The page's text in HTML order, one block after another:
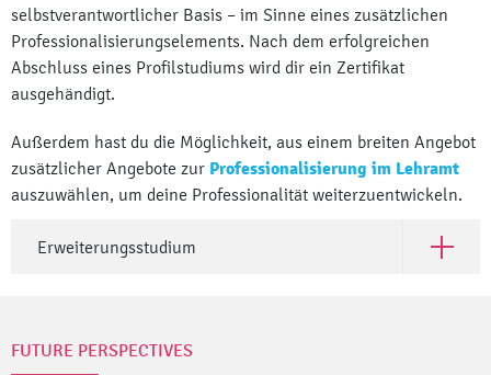
selbstverantwortlicher Basis – im Sinne eines zusätzlichen
Professionalisierungselements. Nach dem erfolgreichen
Abschluss eines Profilstudiums wird dir ein Zertifikat
ausgehändigt.
Außerdem hast du die Möglichkeit, aus einem breiten Angebot
zusätzlicher Angebote zur Professionalisierung im Lehramt
auszuwählen, um deine Professionalität weiterzuentwickeln.
Erweiterungsstudium Open
FUTURE PERSPECTIVES